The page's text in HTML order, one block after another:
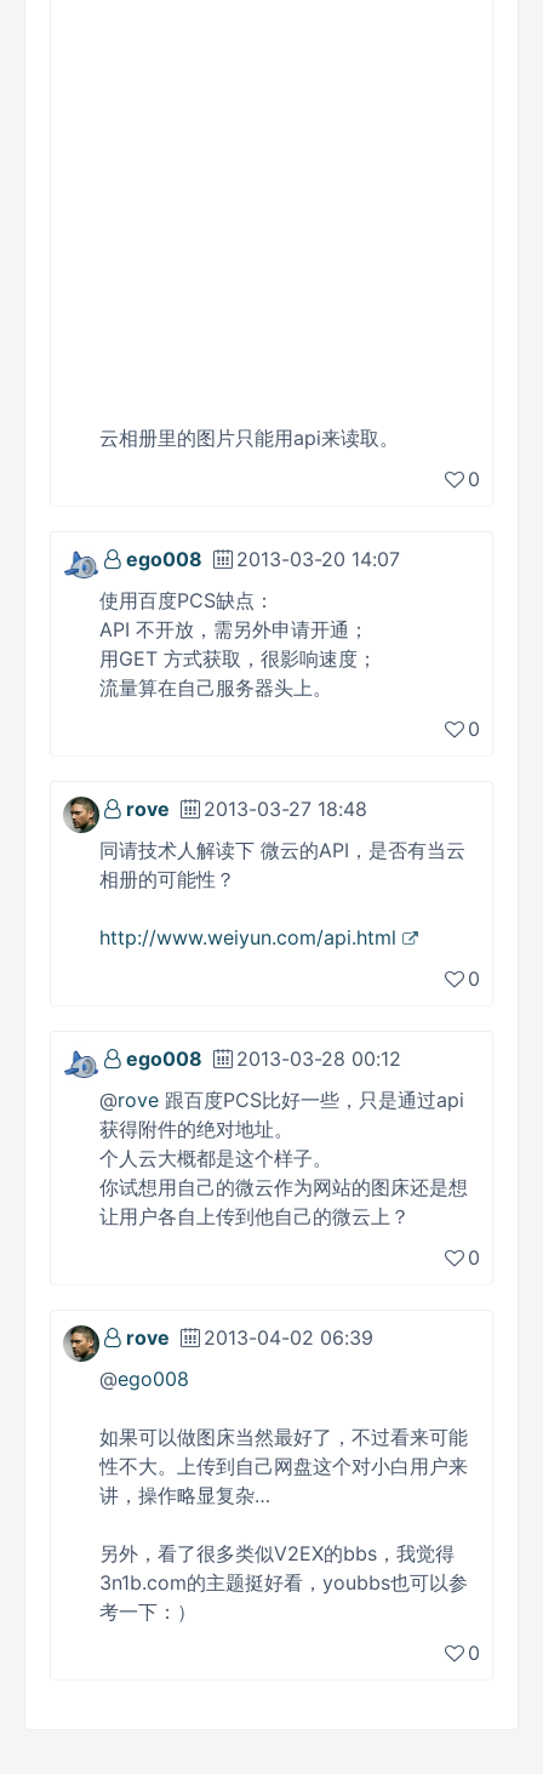
云相册里的图片只能用api来读取。
0
ego008
2013-03-20 14:07
使用百度PCS缺点：
API 不开放，需另外申请开通；
用GET 方式获取，很影响速度；
流量算在自己服务器头上。
0
rove
2013-03-27 18:48
同请技术人解读下 微云的API，是否有当云
相册的可能性？
http://www.weiyun.com/api.html
0
ego008
2013-03-28 00:12
@rove 跟百度PCS比好一些，只是通过api
获得附件的绝对地址。
个人云大概都是这个样子。
你试想用自己的微云作为网站的图床还是想
让用户各自上传到他自己的微云上？
0
rove
2013-04-02 06:39
@ego008
如果可以做图床当然最好了，不过看来可能
性不大。上传到自己网盘这个对小白用户来
讲，操作略显复杂…
另外，看了很多类似V2EX的bbs，我觉得
3n1b.com的主题挺好看，youbbs也可以参
考一下：）
0